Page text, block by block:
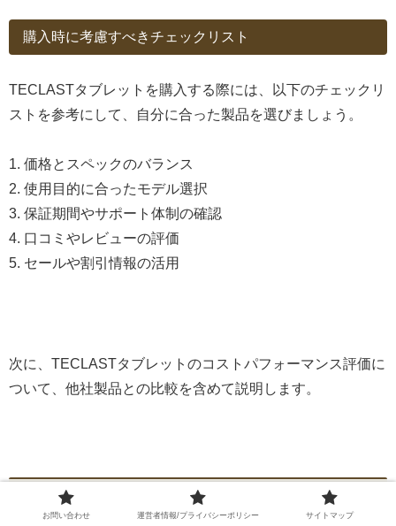
購入時に考慮すべきチェックリスト
TECLASTタブレットを購入する際には、以下のチェックリ
ストを参考にして、自分に合った製品を選びましょう。
1. 価格とスペックのバランス
2. 使用目的に合ったモデル選択
3. 保証期間やサポート体制の確認
4. 口コミやレビューの評価
5. セールや割引情報の活用
次に、TECLASTタブレットのコストパフォーマンス評価に
ついて、他社製品との比較を含めて説明します。
TECLASTタブレットのコストパフォーマンス評価
お問い合わせ 運営者情報/プライバシーポリシー サイトマップ